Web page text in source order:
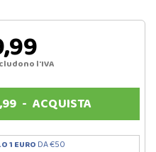
l'IVA
-ACQUISTA
1 EURO DA €50